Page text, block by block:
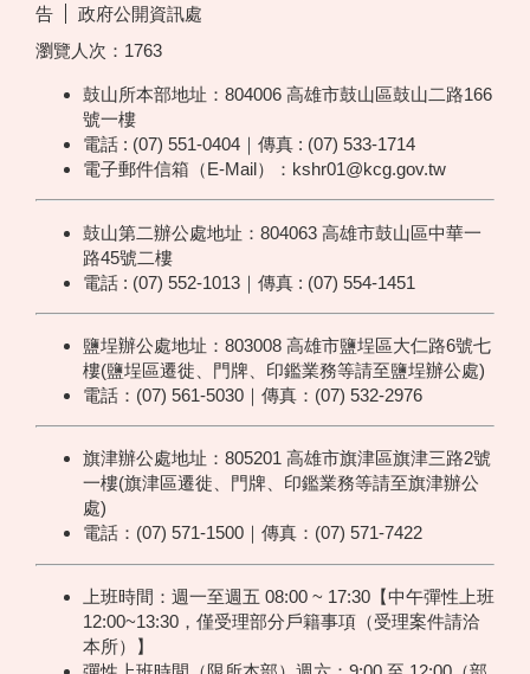
告
政府公開資訊處
瀏覽人次： 1763
鼓山所本部地址：804006 高雄市鼓山區鼓山二路166
號一樓
電話 : (07) 551-0404｜傳真 : (07) 533-1714
電子郵件信箱（E-Mail）：kshr01@kcg.gov.tw
鼓山第二辦公處地址：804063 高雄市鼓山區中華一
路45號二樓
電話 : (07) 552-1013｜傳真 : (07) 554-1451
鹽埕辦公處地址：803008 高雄市鹽埕區大仁路6號七
樓(鹽埕區遷徙、門牌、印鑑業務等請至鹽埕辦公處)
電話：(07) 561-5030｜傳真：(07) 532-2976
旗津辦公處地址：805201 高雄市旗津區旗津三路2號
一樓(旗津區遷徙、門牌、印鑑業務等請至旗津辦公
處)
電話：(07) 571-1500｜傳真：(07) 571-7422
上班時間：週一至週五 08:00 ~ 17:30【中午彈性上班
12:00~13:30，僅受理部分戶籍事項（受理案件請洽
本所）】